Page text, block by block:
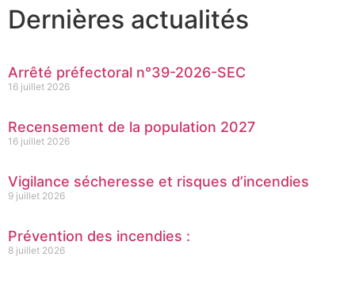
Dernières actualités
Arrêté préfectoral n°39-2026-SEC
16 juillet 2026
Recensement de la population 2027
16 juillet 2026
Vigilance sécheresse et risques d’incendies
9 juillet 2026
Prévention des incendies :
8 juillet 2026